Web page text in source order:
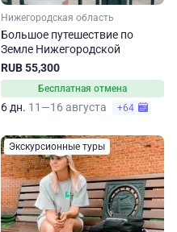
Нижегородская область
Большое путешествие по
Земле Нижегородской
RUB 55,300
Бесплатная отмена
6 дн. 11—16 августа +64
Экскурсионные туры